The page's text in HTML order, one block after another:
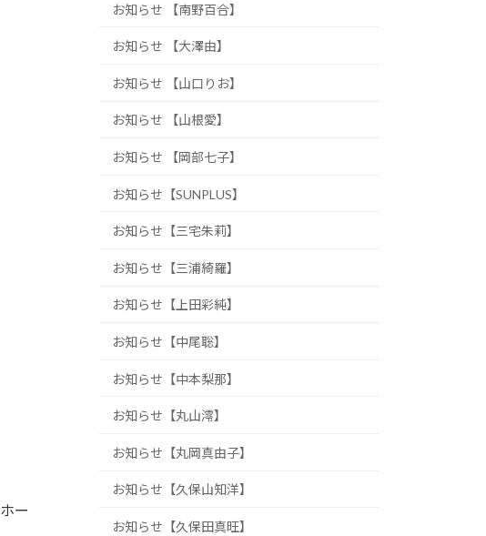
ホー
お知らせ 【南野百合】
お知らせ 【大澤由】
お知らせ 【山口りお】
お知らせ 【山根愛】
お知らせ 【岡部七子】
お知らせ【SUNPLUS】
お知らせ【三宅朱莉】
お知らせ【三浦綺羅】
お知らせ【上田彩純】
お知らせ【中尾聡】
お知らせ【中本梨那】
お知らせ【丸山澪】
お知らせ【丸岡真由子】
お知らせ【久保山知洋】
お知らせ【久保田真旺】